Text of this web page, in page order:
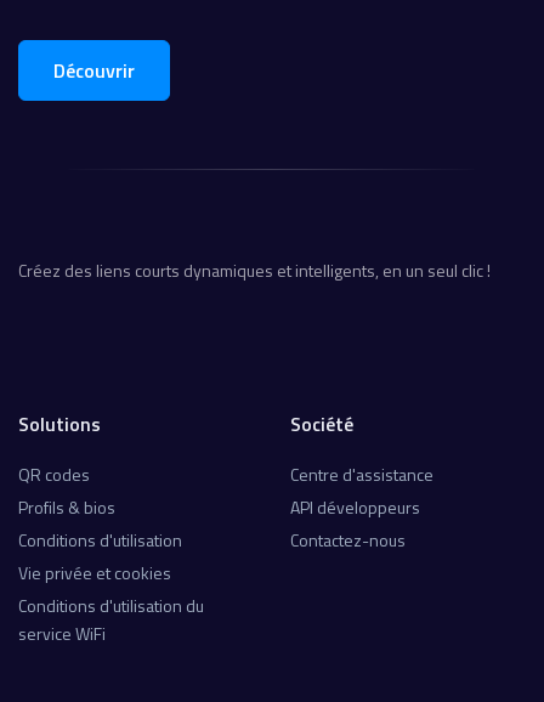
Découvrir
Créez des liens courts dynamiques et intelligents, en un seul clic !
Solutions
QR codes
Profils & bios
Conditions d'utilisation
Vie privée et cookies
Conditions d'utilisation du
service WiFi
Société
Centre d'assistance
API développeurs
Contactez-nous